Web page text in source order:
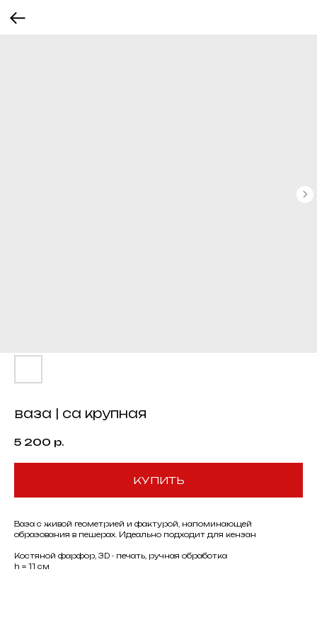
ваза | са крупная
5 200 р.
КУПИТЬ
Ваза с живой геометрией и фактурой, напоминающей
образования в пешерах. Идеально подходит для кензан
Костяной фарфор, 3D - печать, ручная обработка
h = 11 см